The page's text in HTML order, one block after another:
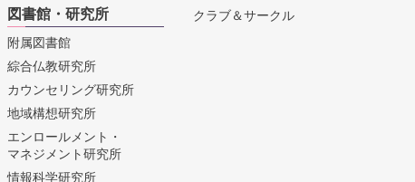
クラブ＆サークル
図書館・研究所
附属図書館
綜合仏教研究所
カウンセリング研究所
地域構想研究所
エンロールメント・
マネジメント研究所
情報科学研究所